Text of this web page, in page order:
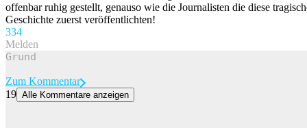
offenbar ruhig gestellt, genauso wie die Journalisten die diese
Geschichte zuerst veröffentlichten!
334
Melden
Zum Kommentar
19 Alle Kommentare anzeigen